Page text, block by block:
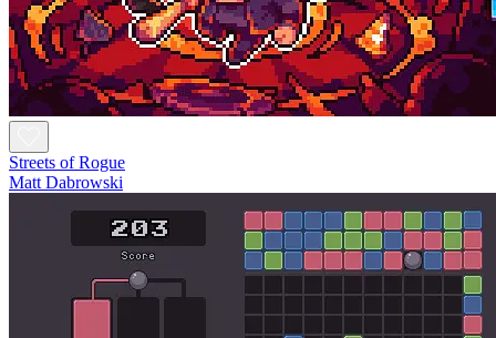
Streets of Rogue
Matt Dabrowski